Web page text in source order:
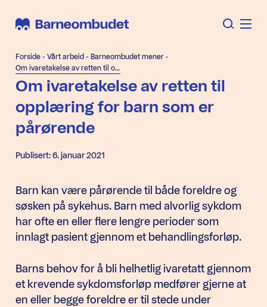
Forside - Vårt arbeid - Barneombudet mener -
Om ivaretakelse av retten til opplæring for barn som er pårørende
Om ivaretakelse av retten til
opplæring for barn som er
pårørende
Publisert: 6. januar 2021
Barn kan være pårørende til både foreldre og
søsken på sykehus. Barn med alvorlig sykdom
har ofte en eller flere lengre perioder som
innlagt pasient gjennom et behandlingsforløp.
Barns behov for å bli helhetlig ivaretatt gjennom
et krevende sykdomsforløp medfører gjerne at
en eller begge foreldre er til stede under